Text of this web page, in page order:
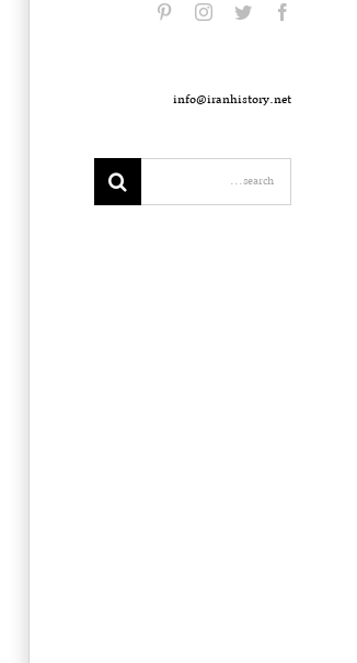
facebook
twitter
instagram
info@iranhistory.net